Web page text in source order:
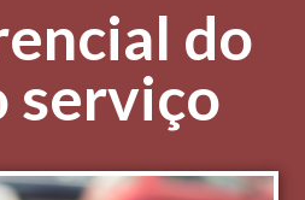
do
serviço